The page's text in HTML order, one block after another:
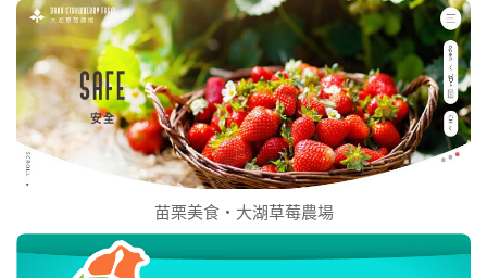
苗栗美食‧大湖草莓農場